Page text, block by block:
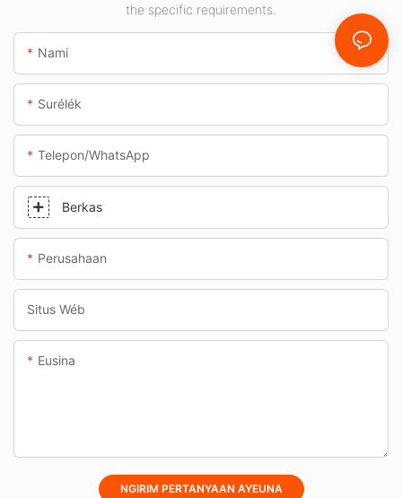
jalan bawah tanah.the specific requirements.
Nami
Surélék
Telepon/whatsApp
Berkas
Perusahaan
Situs Wéb
Eusina
NGIRIM PERTANYAAN AYEUNA